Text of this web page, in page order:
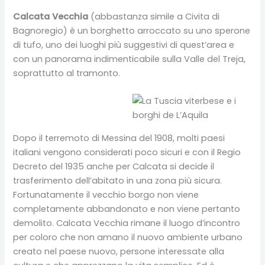
Calcata Vecchia (abbastanza simile a Civita di
Bagnoregio) è un borghetto arroccato su uno sperone
di tufo, uno dei luoghi più suggestivi di quest’area e
con un panorama indimenticabile sulla Valle del Treja,
soprattutto al tramonto.
Dopo il terremoto di Messina del 1908, molti paesi
italiani vengono considerati poco sicuri e con il Regio
Decreto del 1935 anche per Calcata si decide il
trasferimento dell’abitato in una zona più sicura.
Fortunatamente il vecchio borgo non viene
completamente abbandonato e non viene pertanto
demolito. Calcata Vecchia rimane il luogo d’incontro
per coloro che non amano il nuovo ambiente urbano
creato nel paese nuovo, persone interessate alla